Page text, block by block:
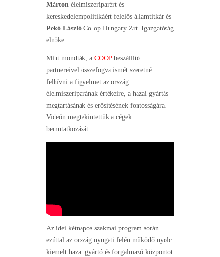
Márton élelmiszeriparért és
kereskedelempolitikáért felelős államtitkár és
Pekó László Co-op Hungary Zrt. Igazgatóság
elnöke.
Mint mondták, a COOPbeszállító
partnereivel összefogva ismét szeretné
felhívni a figyelmet az ország
élelmiszeriparának értékeire, a hazai gyártás
megtartásának és erősítésének fontosságára.
Videón megtekintettük a cégek
bemutatkozását.
Az idei kétnapos szakmai program során
ezúttal az ország nyugati felén működő nyolc
kiemelt hazai gyártó és forgalmazó központot